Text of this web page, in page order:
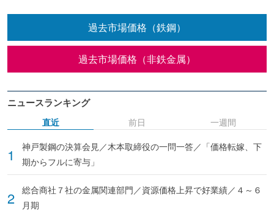
過去市場価格（鉄鋼）
過去市場価格（非鉄金属）
ニュースランキング
直近
神戸製鋼の決算会見／木本取締役の一問一答／「価格転嫁、下
期からフルに寄与」
総合商社７社の金属関連部門／資源価格上昇で好業績／４～６
月期
前日 一週間